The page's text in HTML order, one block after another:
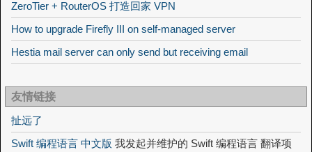
ZeroTier + RouterOS 打造回家 VPN
How to upgrade Firefly III on self-managed server
Hestia mail server can only send but receiving email
友情链接
扯远了
Swift 编程语言 中文版 我发起并维护的 Swift 编程语言 翻译项